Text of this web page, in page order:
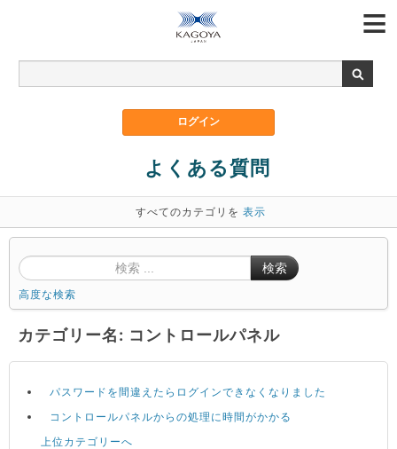
よくある質問
すべてのカテゴリを 表示
検索
高度な検索
カテゴリー名: コントロールパネル
パスワードを間違えたらログインできなくなりました
コントロールパネルからの処理に時間がかかる
上位カテゴリーへ